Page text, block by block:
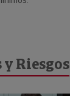
Riesgos